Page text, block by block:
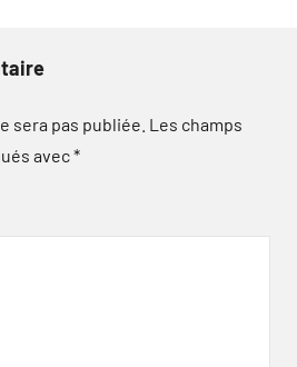
sera pas publiée. Les champs
avec*